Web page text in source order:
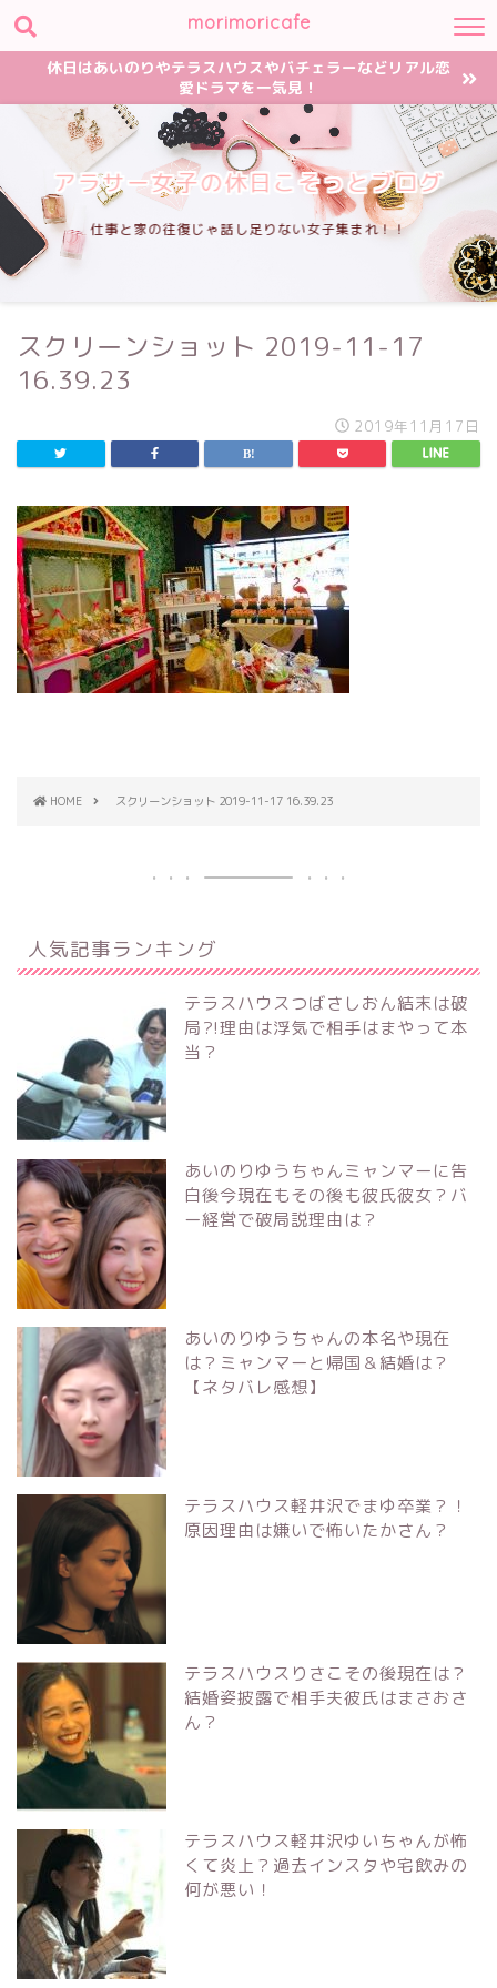
morimoricafe
休日はあいのりやテラスハウスやバチェラーなどリアル恋
愛ドラマを一気見！
アラサー女子の休日こそっとブログ
仕事と家の往復じゃ話し足りない女子集まれ！！
スクリーンショット 2019-11-17
16.39.23
2019年11月17日
HOME スクリーンショット 2019-11-17 16.39.23
人気記事ランキング
テラスハウスつばさしおん結末は破
局?!理由は浮気で相手はまやって本
当？
あいのりゆうちゃんミャンマーに告
白後今現在もその後も彼氏彼女？バ
ー経営で破局説理由は？
あいのりゆうちゃんの本名や現在
は？ミャンマーと帰国＆結婚は？
【ネタバレ感想】
テラスハウス軽井沢でまゆ卒業？！
原因理由は嫌いで怖いたかさん？
テラスハウスりさこその後現在は？
結婚姿披露で相手夫彼氏はまさおさ
ん？
テラスハウス軽井沢ゆいちゃんが怖
くて炎上？過去インスタや宅飲みの
何が悪い！